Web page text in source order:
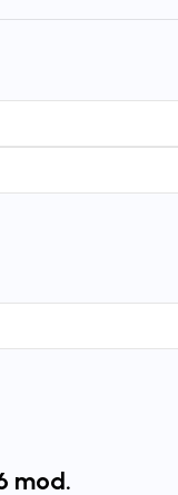
mod.